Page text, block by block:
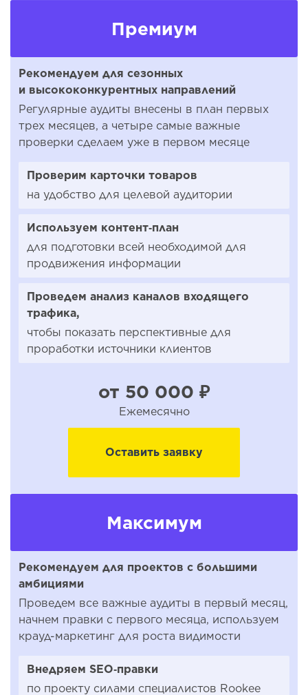
Премиум
Рекомендуем для сезонных
и высококонкурентных направлений
Регулярные аудиты внесены в план первых
трех месяцев, а четыре самые важные
проверки сделаем уже в первом месяце
Проверим карточки товаров
на удобство для целевой аудитории
Используем контент‑план
для подготовки всей необходимой для
продвижения информации
Проведем анализ каналов входящего
трафика,
чтобы показать перспективные для
проработки источники клиентов
от 50 000 ₽
Ежемесячно
Оставить заявку
Максимум
Рекомендуем для проектов с большими
амбициями
Проведем все важные аудиты в первый месяц,
начнем правки с первого месяца, используем
крауд-маркетинг для роста видимости
Внедряем SEO‑правки
по проекту силами специалистов Rookee